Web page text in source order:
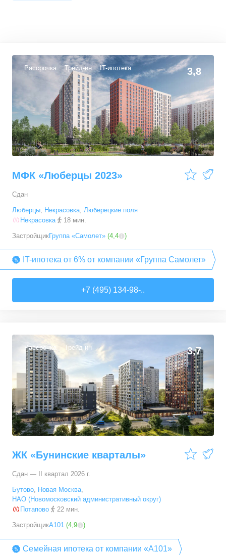
Рассрочка Трейд-ин IT-ипотека 3,8
МФК «Люберцы 2023»
Сдан
Люберцы, Некрасовка, Люберецкие поля
Некрасовка
18 мин.
ЗастройщикГруппа «Самолет» (4,4 )
IT-ипотека от 6% от компании «Группа Самолет»
+7 (495) 134-98-..
Рассрочка Трейд-ин 3,7
ЖК «Бунинские кварталы»
Сдан — II квартал 2026 г.
Бутово, Новая Москва,
НАО (Новомосковский административный округ)
Потапово
22 мин.
ЗастройщикА101 (4,9 )
Семейная ипотека от компании «А101»